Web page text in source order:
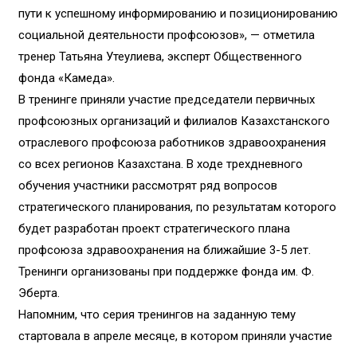
пути к успешному информированию и позиционированию
социальной деятельности профсоюзов», — отметила
тренер Татьяна Утеулиева, эксперт Общественного
фонда «Камеда».
В тренинге приняли участие председатели первичных
профсоюзных организаций и филиалов Казахстанского
отраслевого профсоюза работников здравоохранения
со всех регионов Казахстана. В ходе трехдневного
обучения участники рассмотрят ряд вопросов
стратегического планирования, по результатам которого
будет разработан проект стратегического плана
профсоюза здравоохранения на ближайшие 3-5 лет.
Тренинги организованы при поддержке фонда им. Ф.
Эберта.
Напомним, что серия тренингов на заданную тему
стартовала в апреле месяце, в котором приняли участие